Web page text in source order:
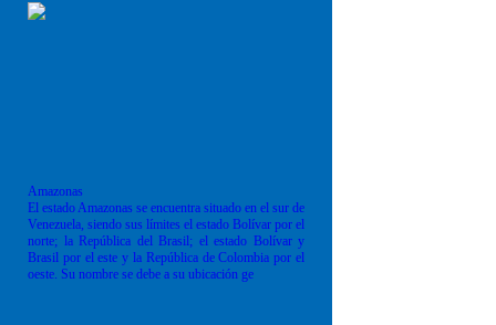
Amazonas
El estado Amazonas se encuentra situado en el sur de
Venezuela, siendo sus límites el estado Bolívar por el
norte; la República del Brasil; el estado Bolívar y
Brasil por el este y la República de Colombia por el
oeste. Su nombre se debe a su ubicación ge